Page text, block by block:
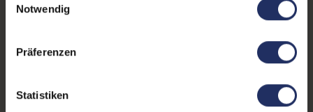
Weitere Informationen finden Sie in
Notwendig
Präferenzen
Statistiken
Tastaturlayout:
Deutsch (QWERTZ) ohne
Fingerprintreader: